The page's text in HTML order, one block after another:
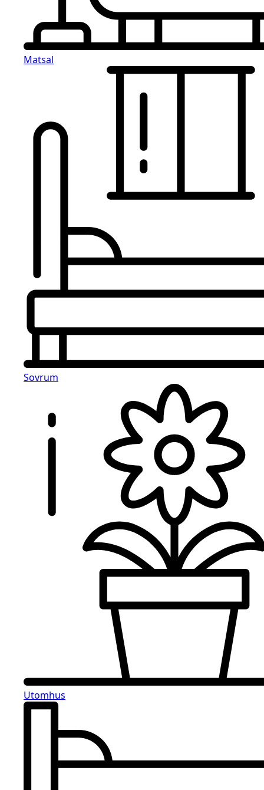
Matsal
Sovrum
Utomhus